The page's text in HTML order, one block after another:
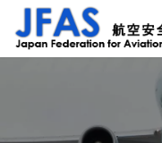
ン
ー